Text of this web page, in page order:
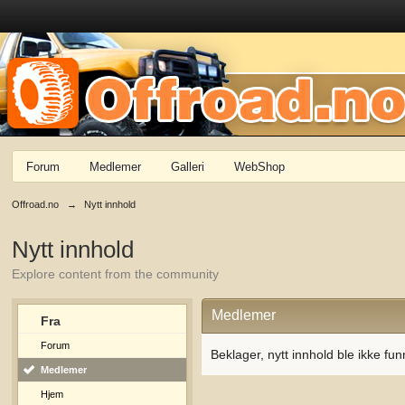
Forum Medlemer Galleri WebShop
Offroad.no → Nytt innhold
Nytt innhold
Explore content from the community
Fra
Forum
Medlemer
Hjem
Medlemer
Beklager, nytt innhold ble ikke